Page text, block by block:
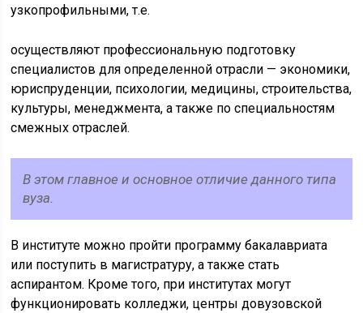
узкопрофильными, т.е.
осуществляют профессиональную подготовку
специалистов для определенной отрасли — экономики,
юриспруденции, психологии, медицины, строительства,
культуры, менеджмента, а также по специальностям
смежных отраслей.
В этом главное и основное отличие данного типа
вуза.
В институте можно пройти программу бакалавриата
или поступить в магистратуру, а также стать
аспирантом. Кроме того, при институтах могут
функционировать колледжи, центры довузовской